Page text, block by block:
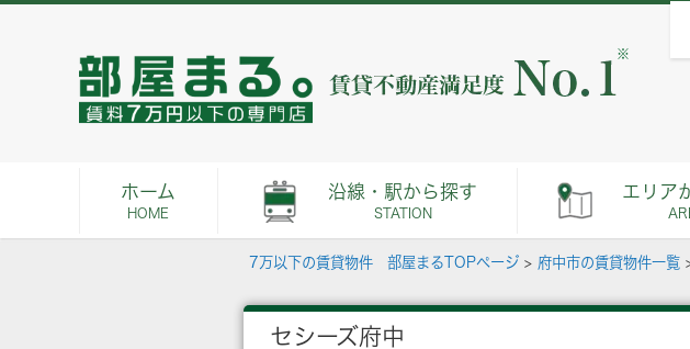
※
ホーム
HOME
沿線・駅から探す
STATION
エリア
7万以下の賃貸物件 部屋まるTOPページ > 府中市の賃貸物件一覧
セシーズ府中